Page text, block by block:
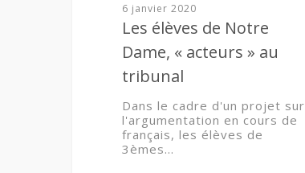
6 janvier 2020
Les élèves de Notre
Dame, « acteurs » au
tribunal
Dans le cadre d'un projet sur
l'argumentation en cours de
français, les élèves de
3èmes…